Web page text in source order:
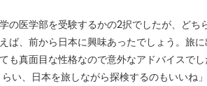
の医学部を受験するかの2択でしたが、どち
ば、前から日本に興味あったでしょう。旅
も真面目な性格なので意外なアドバイスで
らい、日本を旅しながら探検するのもいいね